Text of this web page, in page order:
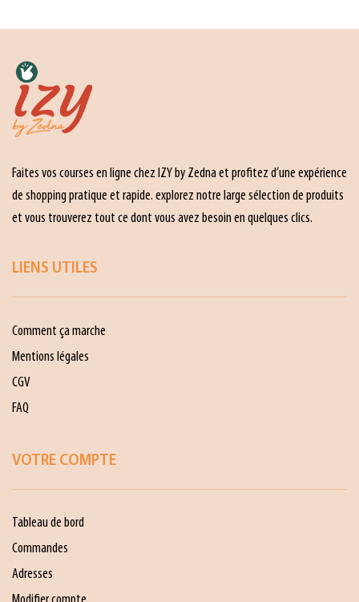
Faites vos courses en ligne chez IZY by Zedna et profitez d’une expérience
de shopping pratique et rapide. explorez notre large sélection de produits
et vous trouverez tout ce dont vous avez besoin en quelques clics.
LIENS UTILES
Comment ça marche
Mentions légales
CGV
FAQ
VOTRE COMPTE
Tableau de bord
Commandes
Adresses